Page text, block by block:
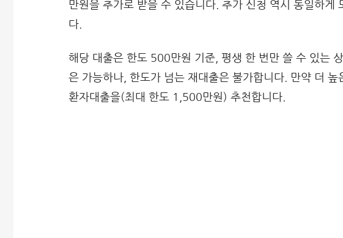
만원을 추가로 받을 수 있습니다. 추가 신청 역시 동일하게
다.
해당 대출은 한도 500만원 기준, 평생 한 번만 쓸 수 있는
은 가능하나, 한도가 넘는 재대출은 불가합니다. 만약 더
환자대출을(최대 한도 1,500만원) 추천합니다.